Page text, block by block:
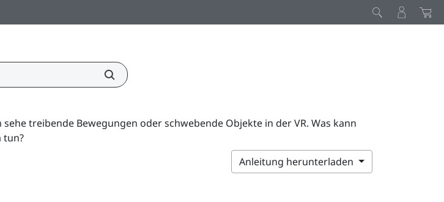
sehe treibende Bewegungen oder schwebende Objekte in der VR. Was kann
tun?
Anleitung herunterladen